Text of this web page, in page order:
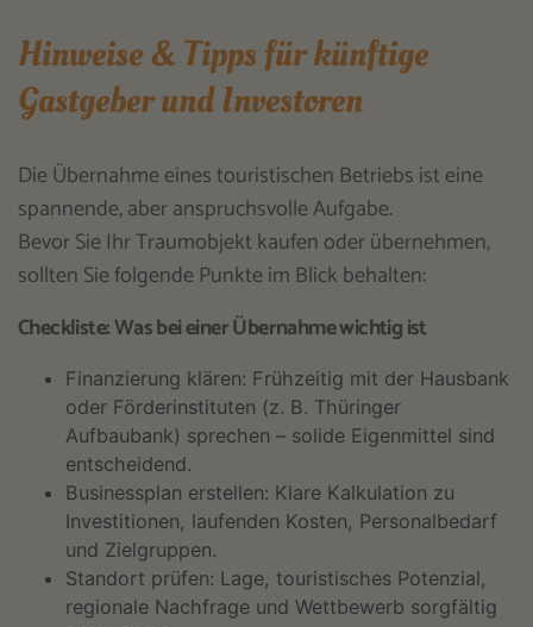
Hinweise & Tipps für künftige
Gastgeber und Investoren
Die Übernahme eines touristischen Betriebs ist eine
spannende, aber anspruchsvolle Aufgabe.
Bevor Sie Ihr Traumobjekt kaufen oder übernehmen,
sollten Sie folgende Punkte im Blick behalten:
Checkliste: Was bei einer Übernahme wichtig ist
Finanzierung klären: Frühzeitig mit der Hausbank
oder Förderinstituten (z. B. Thüringer
Aufbaubank) sprechen – solide Eigenmittel sind
entscheidend.
Businessplan erstellen: Klare Kalkulation zu
Investitionen, laufenden Kosten, Personalbedarf
und Zielgruppen.
Standort prüfen: Lage, touristisches Potenzial,
regionale Nachfrage und Wettbewerb sorgfältig